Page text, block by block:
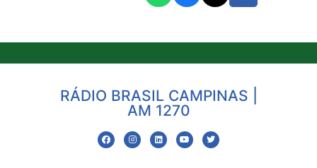
RÁDIO BRASIL CAMPINAS |
AM 1270